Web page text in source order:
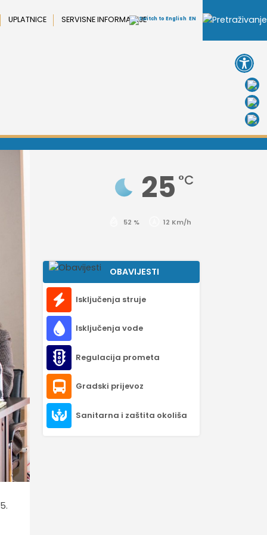
UPLATNICE SERVISNE INFORMACIJE EN
25 °C
52 % 12 Km/h
OBAVIJESTI
Isključenja struje
Isključenja vode
Regulacija prometa
Gradski prijevoz
Sanitarna i zaštita okoliša